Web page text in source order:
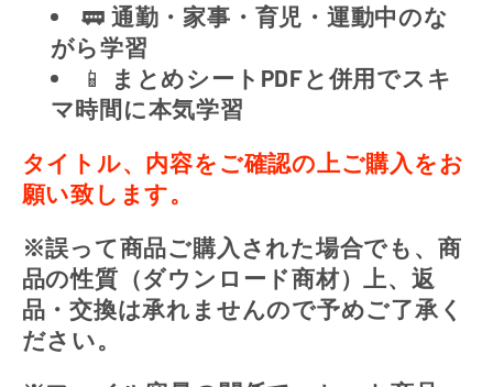
🚃 通勤・家事・育児・運動中のな
がら学習
📱
まとめシートPDFと併用でスキ
マ時間に本気学習
タイトル、内容をご確認の上ご購入をお
願い致します。
※誤って商品ご購入された場合でも、商
品の性質（ダウンロード商材）上、返
品・交換は承れませんので予めご了承く
ださい。